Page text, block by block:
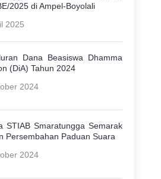
2025 di Ampel-Boyolali
2025
Dana Beasiswa Dhamma
(DiA) Tahun 2024
2024
STIAB Smaratungga Semarak
Persembahan Paduan Suara
2024